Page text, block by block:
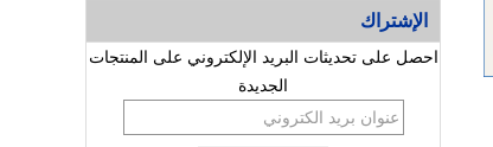
الإشتراك
احصل على تحديثات البريد الإلكتروني على المنتجات
الجديدة